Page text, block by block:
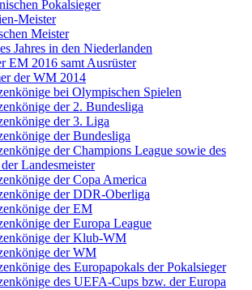
Pokalsieger
Meister
Meister
Jahres in den Niederlanden
EM 2016 samt Ausrüster
der WM 2014
bei Olympischen Spielen
der 2. Bundesliga
der 3. Liga
der Bundesliga
der Champions League sowie des
Landesmeister
der Copa America
der DDR-Oberliga
der EM
der Europa League
der Klub-WM
der WM
des Europapokals der Pokalsieger
des UEFA-Cups bzw. der Europa